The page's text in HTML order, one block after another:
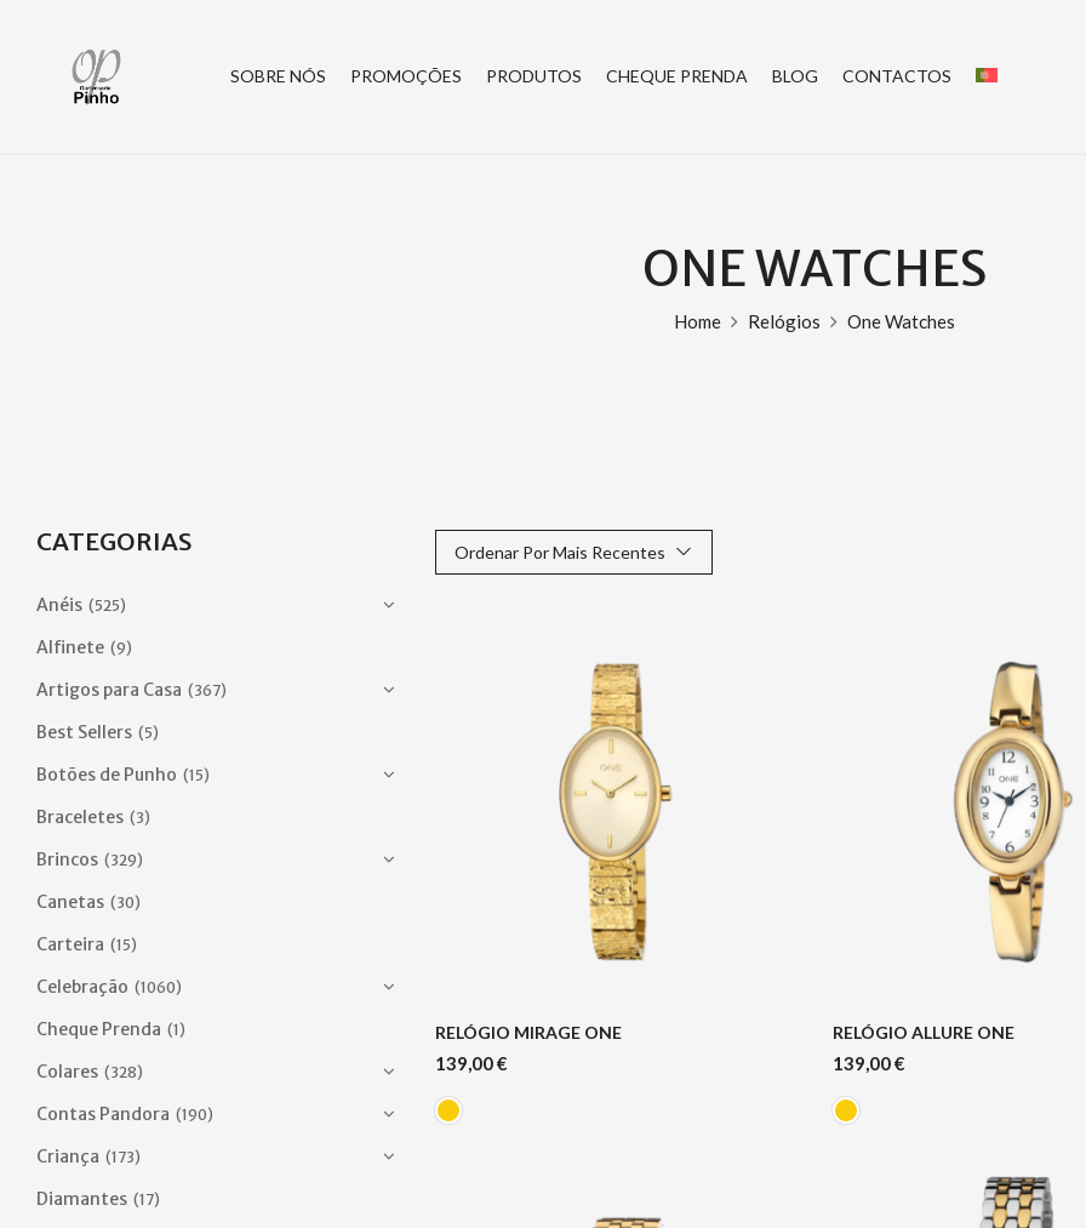
SOBRE NÓS PROMOÇÕES PRODUTOS CHEQUE PRENDA BLOG CONTACTOS
ONE WATCHES
Home Relógios One Watches
CATEGORIAS
Anéis (525)
Alfinete (9)
Artigos para Casa (367)
Best Sellers (5)
Botões de Punho (15)
Braceletes (3)
Brincos (329)
Canetas (30)
Carteira (15)
Celebração (1060)
Cheque Prenda (1)
Colares (328)
Contas Pandora (190)
Criança (173)
Diamantes (17)
Ordenar Por Mais Recentes
RELÓGIO MIRAGE ONE
139,00€
RELÓGIO ALLURE ONE
139,00€